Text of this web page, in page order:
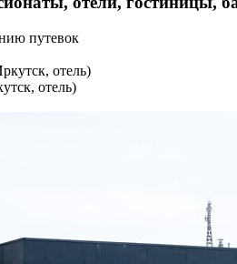
путевок
отель)